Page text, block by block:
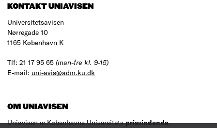
KONTAKT UNIAVISEN
Universitetsavisen
Nørregade 10
1165 København K
Tlf: 21 17 95 65 (man-fre kl. 9-15)
E-mail: uni-avis@adm.ku.dk
OM UNIAVISEN
Uniavisen er Københavns Universitetsprisvindende,